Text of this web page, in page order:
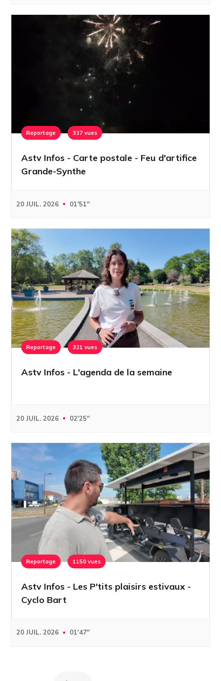
Reportage 337 vues
Astv Infos - Carte postale - Feu d'artifice
Grande-Synthe
20 JUIL. 2026 01'51''
Reportage 321 vues
Astv Infos - L'agenda de la semaine
20 JUIL. 2026 02'25''
Reportage 1150 vues
Astv Infos - Les P'tits plaisirs estivaux -
Cyclo Bart
20 JUIL. 2026 01'47''